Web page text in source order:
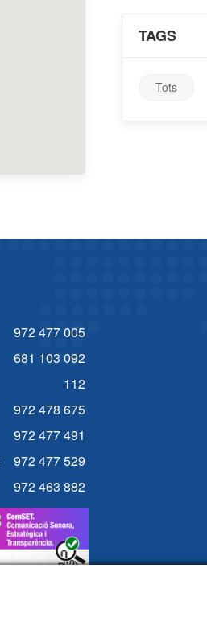
TAGS
Tots
972 477 005
681 103 092
112
972 478 675
972 477 491
972 477 529
972 463 882